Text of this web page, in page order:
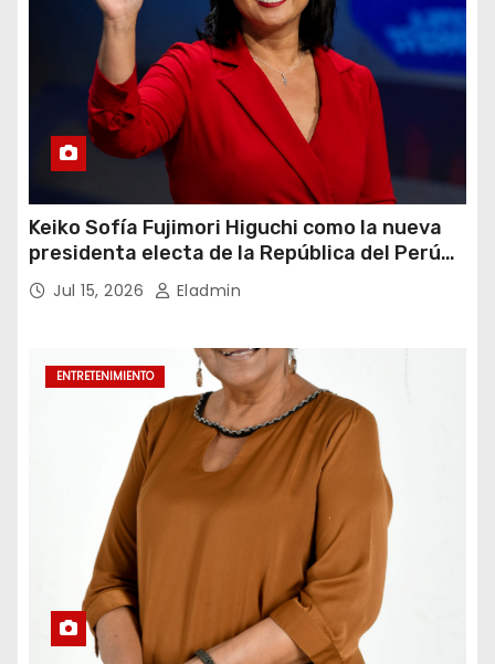
Keiko Sofía Fujimori Higuchi como la nueva
presidenta electa de la República del Perú
para el periodo constitucional 2026-2031
Jul 15, 2026 Eladmin
ENTRETENIMIENTO